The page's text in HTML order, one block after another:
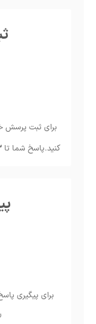
برای ثبت پرسش
کنید.پاسخ شما تا
برای پیگیری